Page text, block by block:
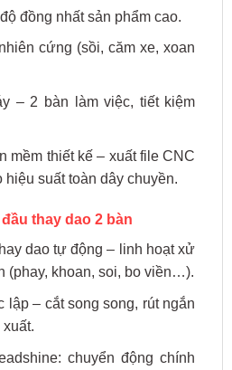
đồng nhất sản phẩm cao.
cứng (sồi, căm xe, xoan
– 2 bàn làm việc, tiết kiệm
mềm thiết kế – xuất file CNC
hiệu suất toàn dây chuyền.
thay dao 2 bàn
dao tự động – linh hoạt xử
(phay, khoan, soi, bo viền…).
lập – cắt song song, rút ngắn
chuyển động chính